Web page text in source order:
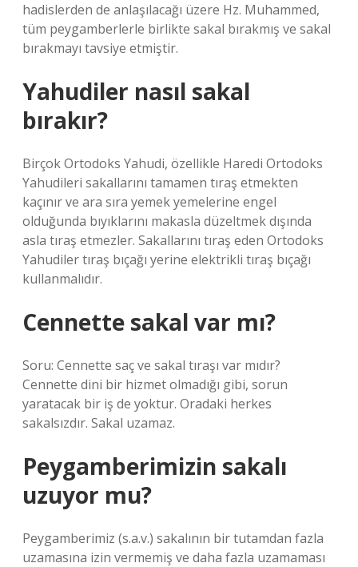
hadislerden de anlaşılacağı üzere Hz. Muhammed,
tüm peygamberlerle birlikte sakal bırakmış ve sakal
bırakmayı tavsiye etmiştir.
Yahudiler nasıl sakal
bırakır?
Birçok Ortodoks Yahudi, özellikle Haredi Ortodoks
Yahudileri sakallarını tamamen tıraş etmekten
kaçınır ve ara sıra yemek yemelerine engel
olduğunda bıyıklarını makasla düzeltmek dışında
asla tıraş etmezler. Sakallarını tıraş eden Ortodoks
Yahudiler tıraş bıçağı yerine elektrikli tıraş bıçağı
kullanmalıdır.
Cennette sakal var mı?
Soru: Cennette saç ve sakal tıraşı var mıdır?
Cennette dini bir hizmet olmadığı gibi, sorun
yaratacak bir iş de yoktur. Oradaki herkes
sakalsızdır. Sakal uzamaz.
Peygamberimizin sakalı
uzuyor mu?
Peygamberimiz (s.a.v.) sakalının bir tutamdan fazla
uzamasına izin vermemiş ve daha fazla uzamaması